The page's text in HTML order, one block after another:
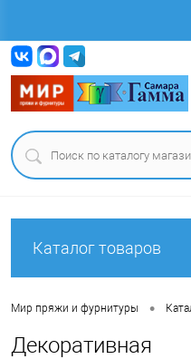
Каталог товаров
Мир пряжи и фурнитуры •
Декоративная